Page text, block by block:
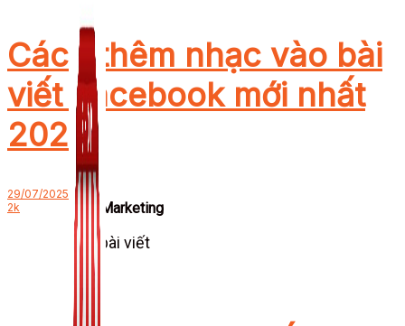
Zalo Marketing
104 bài viết
New
Cách thêm nhạc vào bài
viết Facebook mới nhất
2025
29/07/2025
2k